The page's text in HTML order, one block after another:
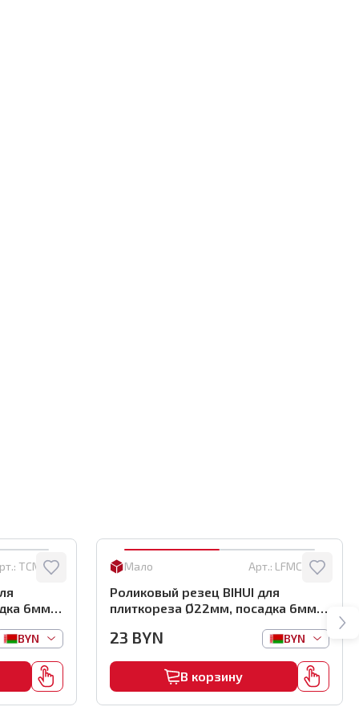
TCM-SW
6мм,
BYN
Мало Арт.: LFMC5-SW
Роликовый резец BIHUI для
плиткореза Ø22мм, посадка 6мм,
23 BYN BYN
В корзину